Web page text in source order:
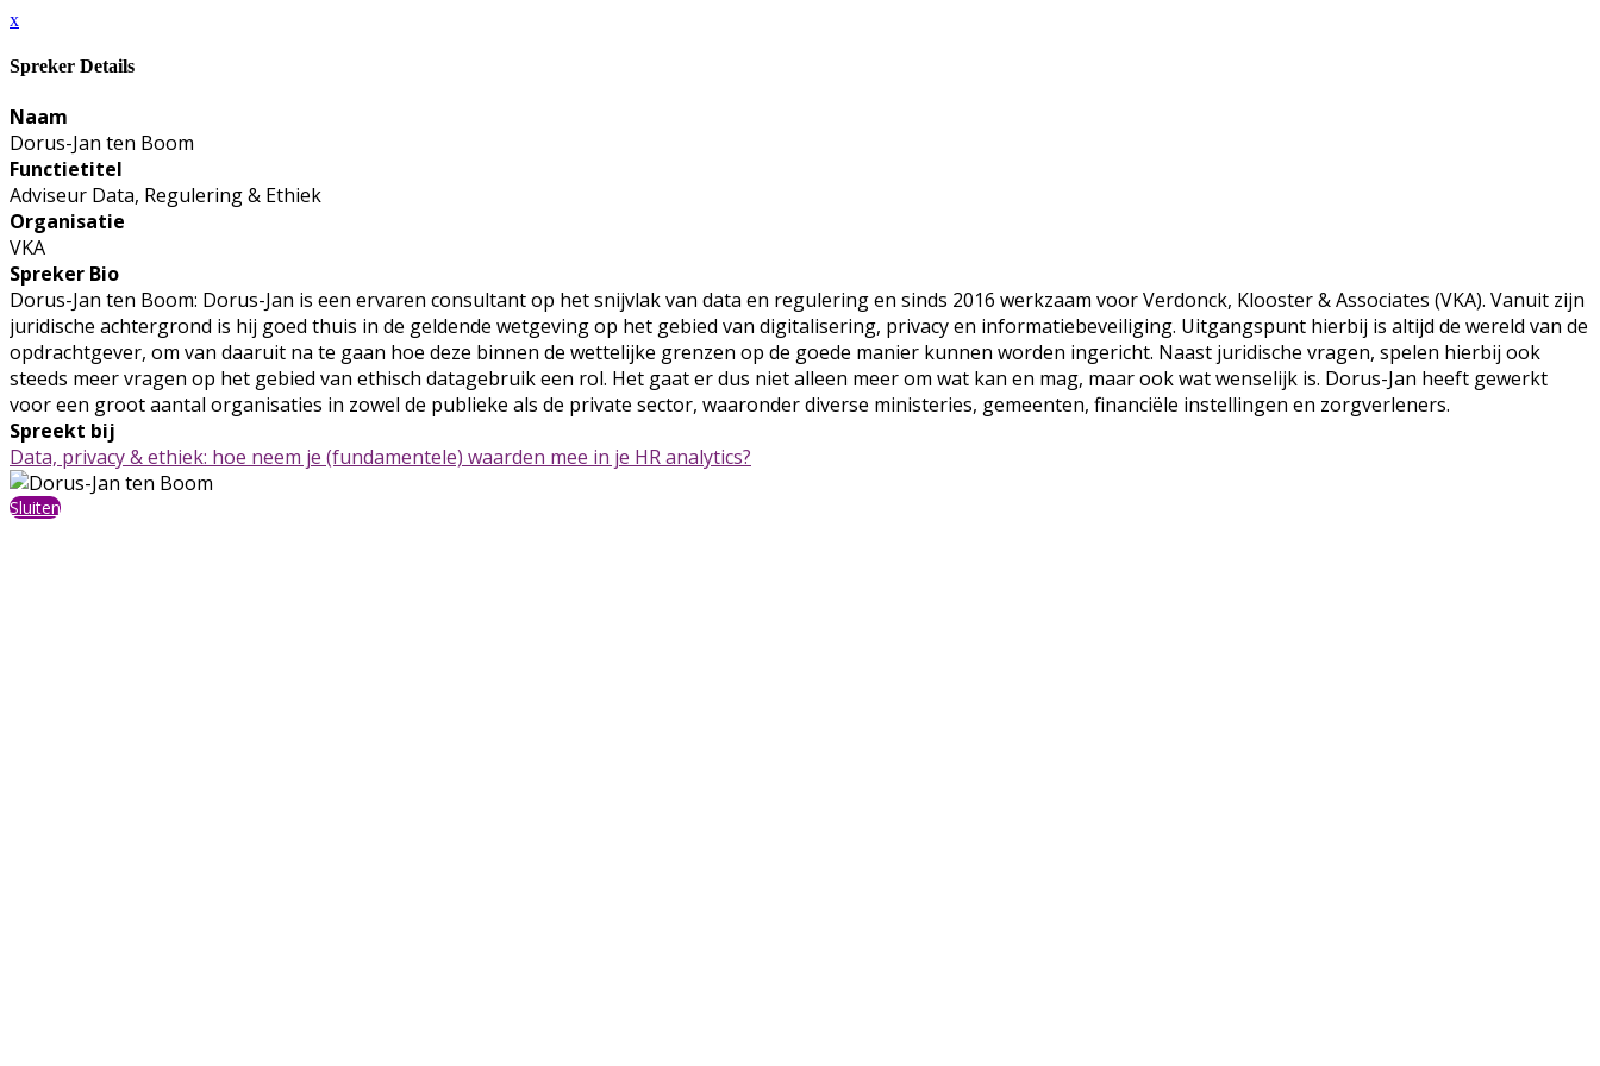
x
Spreker Details
Naam
Dorus-Jan ten Boom
Functietitel
Adviseur Data, Regulering & Ethiek
Organisatie
VKA
Spreker Bio
Dorus-Jan ten Boom: Dorus-Jan is een ervaren consultant op het snijvlak van data en regulering en sinds 2016 werkzaam voor Verdonck, Klooster & Associates (VKA). Vanuit zijn
juridische achtergrond is hij goed thuis in de geldende wetgeving op het gebied van digitalisering, privacy en informatiebeveiliging. Uitgangspunt hierbij is altijd de wereld van de
opdrachtgever, om van daaruit na te gaan hoe deze binnen de wettelijke grenzen op de goede manier kunnen worden ingericht. Naast juridische vragen, spelen hierbij ook
steeds meer vragen op het gebied van ethisch datagebruik een rol. Het gaat er dus niet alleen meer om wat kan en mag, maar ook wat wenselijk is. Dorus-Jan heeft gewerkt
voor een groot aantal organisaties in zowel de publieke als de private sector, waaronder diverse ministeries, gemeenten, financiële instellingen en zorgverleners.
Spreekt bij
Data, privacy & ethiek: hoe neem je (fundamentele) waarden mee in je HR analytics?
Sluiten